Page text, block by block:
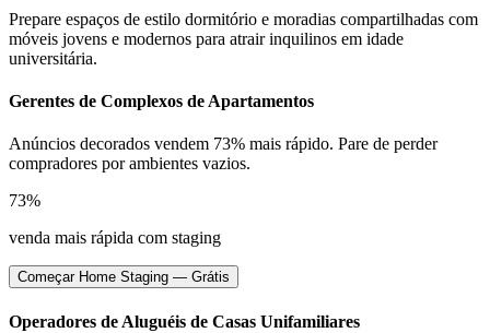
Prepare espaços de estilo dormitório e moradias compartilhadas com
móveis jovens e modernos para atrair inquilinos em idade
universitária.
Gerentes de Complexos de Apartamentos
Anúncios decorados vendem 73% mais rápido. Pare de perder
compradores por ambientes vazios.
73%
venda mais rápida com staging
Começar Home Staging — Grátis
Operadores de Aluguéis de Casas Unifamiliares